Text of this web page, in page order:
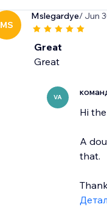
MS
Mslegardye/ Jun
Great
Great
VA
Hi
A
that.